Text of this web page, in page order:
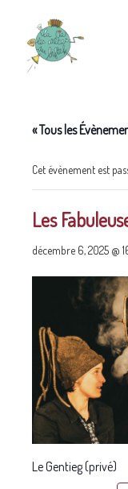
« Tous les
Cet évènement est
Les
décembre 6, 2025 @
Le Gentieg (privé)